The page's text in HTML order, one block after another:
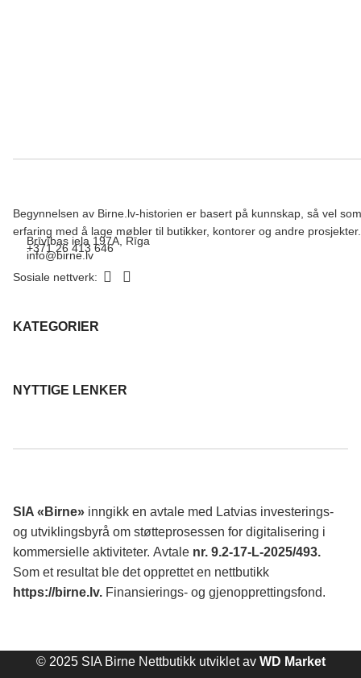
Begynnelsen av Birne.lv-historien er basert på kunnskap, så vel som
erfaring med å lage møbler til butikker, kontorer og andre prosjekter.
Brīvības iela 197A, Rīga
+371 26 413 646
info@birne.lv
Sosiale nettverk:
KATEGORIER
NYTTIGE LENKER
SIA «Birne» inngikk en avtale med Latvias investerings-
og utviklingsbyrå om støtteprosessen for digitalisering i
kommersielle aktiviteter. Avtale nr. 9.2-17-L-2025/493.
Som et resultat ble det opprettet en nettbutikk
https://birne.lv. Finansierings- og gjenopprettingsfond.
© 2025 SIA Birne Nettbutikk utviklet av WD Market